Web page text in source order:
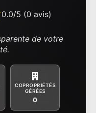
0.0/5 (0 avis)
de votre
COPROPRIÉTÉS
GÉRÉES
0